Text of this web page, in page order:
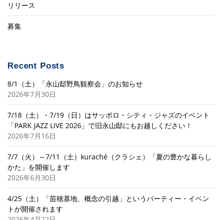
リリース
募集
Recent Posts
8/1（土）「永山邸野鳥観察会」のお知らせ
2026年7月30日
7/18（土）・7/19（日）はサッポロ・シティ・ジャズのイベント
「PARK JAZZ LIVE 2026」で旧永山邸にもお越しください！
2026年7月16日
7/7（火）～7/11（土）kuraché（クラシェ）「夏の豊かな暮らし
かた」を開催します
2026年6月30日
4/25（土）「苗穂基地、概念の引越」というパーティー・イベン
トが開催されます